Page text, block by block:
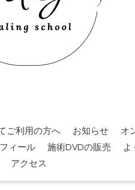
ご利用の方へ お知らせ オ
ィール 施術DVDの販売 よ
アクセス